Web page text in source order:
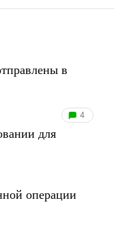
в
4
для
операции